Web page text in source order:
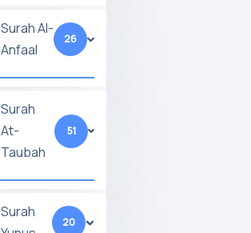
Surah Al-
Anfaal
26
Surah
At-
Taubah
51
Surah
20